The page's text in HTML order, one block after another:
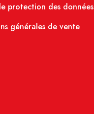
protection des données
générales de vente